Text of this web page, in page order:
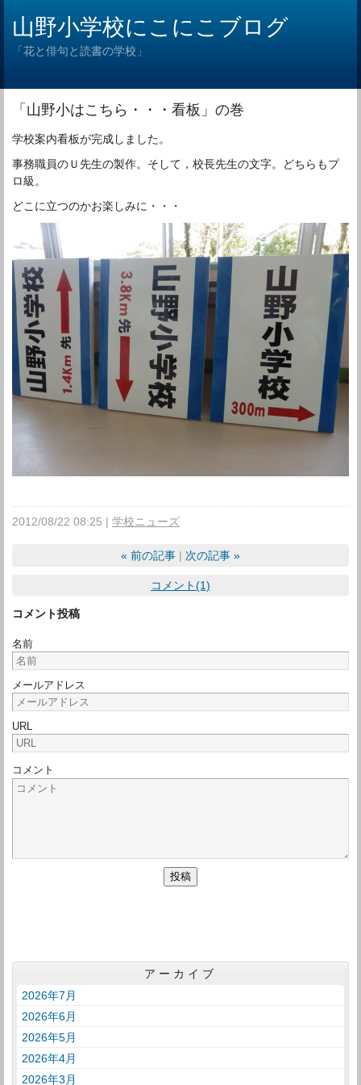
山野小学校にこにこブログ
「花と俳句と読書の学校」
「山野小はこちら・・・看板」の巻
学校案内看板が完成しました。
事務職員のＵ先生の製作。そして，校長先生の文字。どちらもプ
ロ級。
どこに立つのかお楽しみに・・・
2012/08/22 08:25 学校ニューズ
« 前の記事 次の記事 »
コメント(1)
コメント投稿
名前
メールアドレス
URL
コメント
アーカイブ
2026年7月
2026年6月
2026年5月
2026年4月
2026年3月